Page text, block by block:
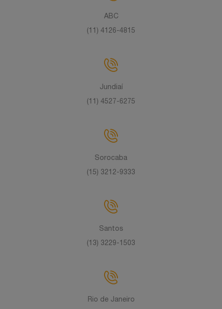
ABC
(11) 4126-4815
Jundiaí
(11) 4527-6275
Sorocaba
(15) 3212-9333
Santos
(13) 3229-1503
Rio de Janeiro